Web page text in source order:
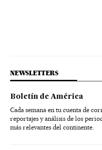
NEWSLETTERS
Boletín de América
Cada semana en tu cuenta de
reportajes y análisis de los
más relevantes del continente.